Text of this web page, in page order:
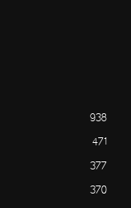
938
471
377
370